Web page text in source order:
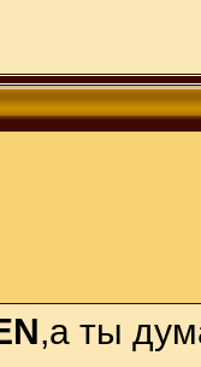
,а ты